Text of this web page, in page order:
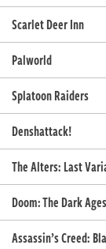
Scarlet Deer Inn
Palworld
Splatoon Raiders
Denshattack!
The Alters: Last
Doom: The Dark
Assassin’s Creed: